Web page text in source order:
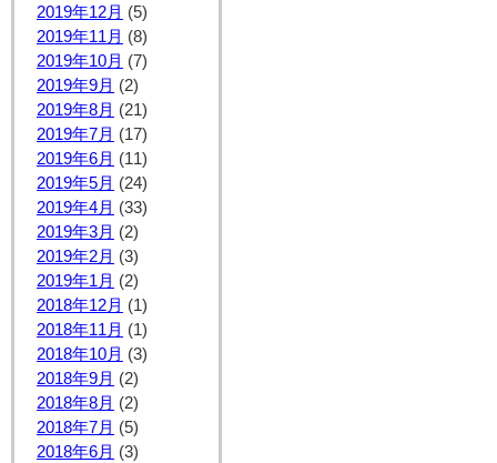
2019年12月 (5)
2019年11月 (8)
2019年10月 (7)
2019年9月 (2)
2019年8月 (21)
2019年7月 (17)
2019年6月 (11)
2019年5月 (24)
2019年4月 (33)
2019年3月 (2)
2019年2月 (3)
2019年1月 (2)
2018年12月 (1)
2018年11月 (1)
2018年10月 (3)
2018年9月 (2)
2018年8月 (2)
2018年7月 (5)
2018年6月 (3)